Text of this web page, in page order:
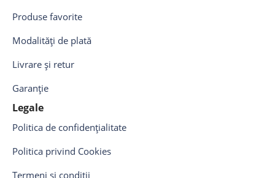
Produse favorite
Modalități de plată
Livrare și retur
Garanție
Legale
Politica de confidențialitate
Politica privind Cookies
Termeni și condiții